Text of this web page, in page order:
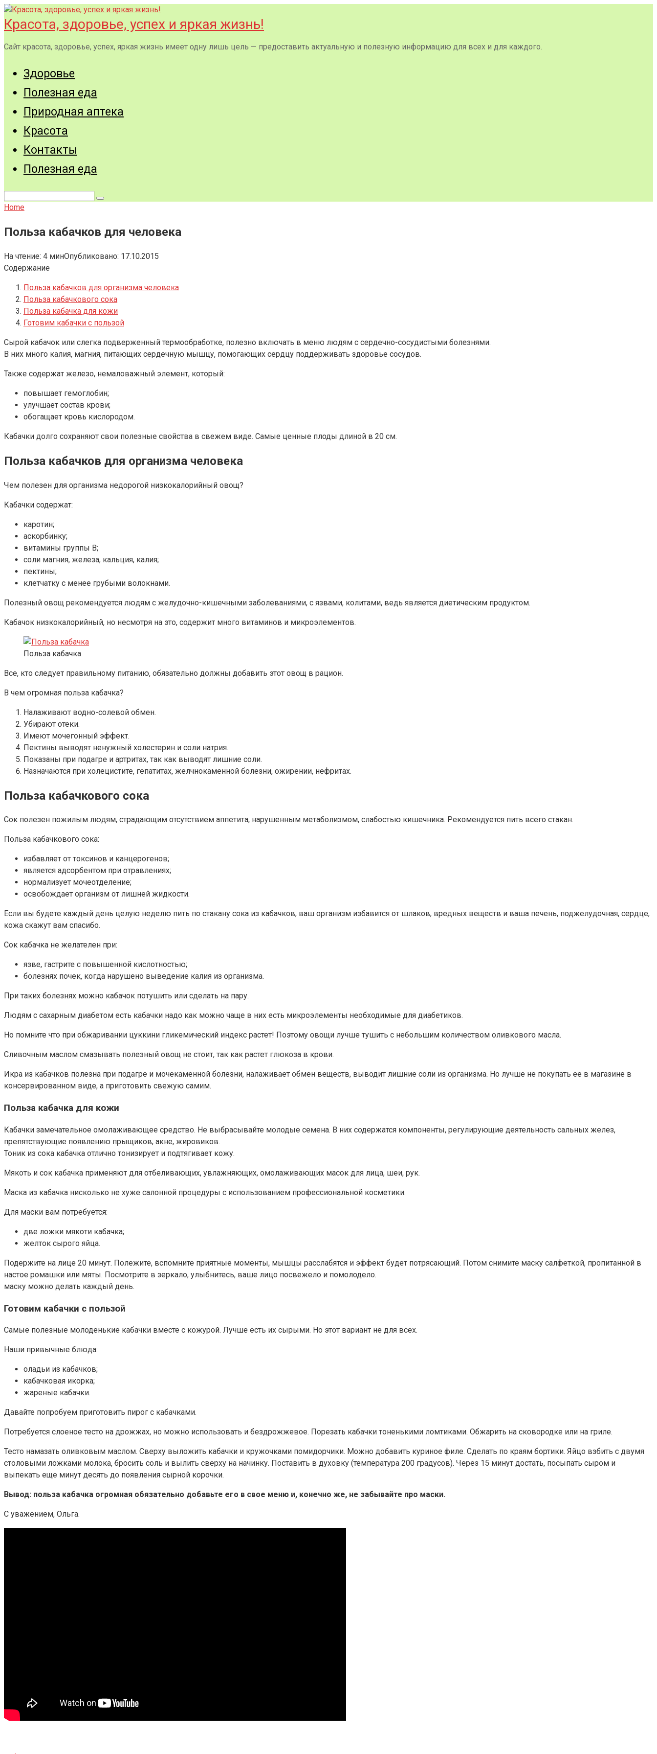
Перейти
к
контенту
Красота, здоровье, успех и яркая жизнь!
Сайт красота, здоровье, успех, яркая жизнь имеет одну лишь цель — предоставить актуальную и полезную информацию для всех и для каждого.
Здоровье
Полезная еда
Природная аптека
Красота
Контакты
Полезная еда
Home
Польза кабачков для человека
На чтение: 4 минОпубликовано: 17.10.2015
Содержание
Польза кабачков для организма человека
Польза кабачкового сока
Польза кабачка для кожи
Готовим кабачки с пользой
Сырой кабачок или слегка подверженный термообработке, полезно включать в меню людям с сердечно-сосудистыми болезнями.
В них много калия, магния, питающих сердечную мышцу, помогающих сердцу поддерживать здоровье сосудов.
Также содержат железо, немаловажный элемент, который:
повышает гемоглобин;
улучшает состав крови;
обогащает кровь кислородом.
Кабачки долго сохраняют свои полезные свойства в свежем виде. Самые ценные плоды длиной в 20 см.
Польза кабачков для организма человека
Чем полезен для организма недорогой низкокалорийный овощ?
Кабачки содержат:
каротин;
аскорбинку;
витамины группы В;
соли магния, железа, кальция, калия;
пектины;
клетчатку с менее грубыми волокнами.
Полезный овощ рекомендуется людям с желудочно-кишечными заболеваниями, с язвами, колитами, ведь является диетическим продуктом.
Кабачок низкокалорийный, но несмотря на это, содержит много витаминов и микроэлементов.
Польза кабачка
Все, кто следует правильному питанию, обязательно должны добавить этот овощ в рацион.
В чем огромная польза кабачка?
Налаживают водно-солевой обмен.
Убирают отеки.
Имеют мочегонный эффект.
Пектины выводят ненужный холестерин и соли натрия.
Показаны при подагре и артритах, так как выводят лишние соли.
Назначаются при холецистите, гепатитах, желчнокаменной болезни, ожирении, нефритах.
Польза кабачкового сока
Сок полезен пожилым людям, страдающим отсутствием аппетита, нарушенным метаболизмом, слабостью кишечника. Рекомендуется пить всего стакан.
Польза кабачкового сока:
избавляет от токсинов и канцерогенов;
является адсорбентом при отравлениях;
нормализует мочеотделение;
освобождает организм от лишней жидкости.
Если вы будете каждый день целую неделю пить по стакану сока из кабачков, ваш организм избавится от шлаков, вредных веществ и ваша печень, поджелудочная, сердце,
кожа скажут вам спасибо.
Сок кабачка не желателен при:
язве, гастрите с повышенной кислотностью;
болезнях почек, когда нарушено выведение калия из организма.
При таких болезнях можно кабачок потушить или сделать на пару.
Людям с сахарным диабетом есть кабачки надо как можно чаще в них есть микроэлементы необходимые для диабетиков.
Но помните что при обжаривании цуккини гликемический индекс растет! Поэтому овощи лучше тушить с небольшим количеством оливкового масла.
Сливочным маслом смазывать полезный овощ не стоит, так как растет глюкоза в крови.
Икра из кабачков полезна при подагре и мочекаменной болезни, налаживает обмен веществ, выводит лишние соли из организма. Но лучше не покупать ее в магазине в
консервированном виде, а приготовить свежую самим.
Польза кабачка для кожи
Кабачки замечательное омолаживающее средство. Не выбрасывайте молодые семена. В них содержатся компоненты, регулирующие деятельность сальных желез,
препятствующие появлению прыщиков, акне, жировиков.
Тоник из сока кабачка отлично тонизирует и подтягивает кожу.
Мякоть и сок кабачка применяют для отбеливающих, увлажняющих, омолаживающих масок для лица, шеи, рук.
Маска из кабачка нисколько не хуже салонной процедуры с использованием профессиональной косметики.
Для маски вам потребуется:
две ложки мякоти кабачка;
желток сырого яйца.
Подержите на лице 20 минут. Полежите, вспомните приятные моменты, мышцы расслабятся и эффект будет потрясающий. Потом снимите маску салфеткой, пропитанной в
настое ромашки или мяты. Посмотрите в зеркало, улыбнитесь, ваше лицо посвежело и помолодело.
маску можно делать каждый день.
Готовим кабачки с пользой
Самые полезные молоденькие кабачки вместе с кожурой. Лучше есть их сырыми. Но этот вариант не для всех.
Наши привычные блюда:
оладьи из кабачков;
кабачковая икорка;
жареные кабачки.
Давайте попробуем приготовить пирог с кабачками.
Потребуется слоеное тесто на дрожжах, но можно использовать и бездрожжевое. Порезать кабачки тоненькими ломтиками. Обжарить на сковородке или на гриле.
Тесто намазать оливковым маслом. Сверху выложить кабачки и кружочками помидорчики. Можно добавить куриное филе. Сделать по краям бортики. Яйцо взбить с двумя
столовыми ложками молока, бросить соль и вылить сверху на начинку. Поставить в духовку (температура 200 градусов). Через 15 минут достать, посыпать сыром и
выпекать еще минут десять до появления сырной корочки.
Вывод: польза кабачка огромная обязательно добавьте его в свое меню и, конечно же, не забывайте про маски.
С уважением, Ольга.